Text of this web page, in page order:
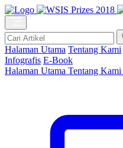
Halaman Utama Tentang Kami
Infografis E-Book
Halaman Utama Tentang Kami